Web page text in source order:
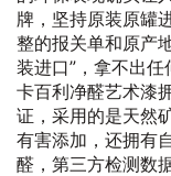
牌，坚持原装原罐
整的报关单和原产
装进口”，拿不出任
卡百利净醛艺术漆
证，采用的是天然
有害添加，还拥有
醛，第三方检测数